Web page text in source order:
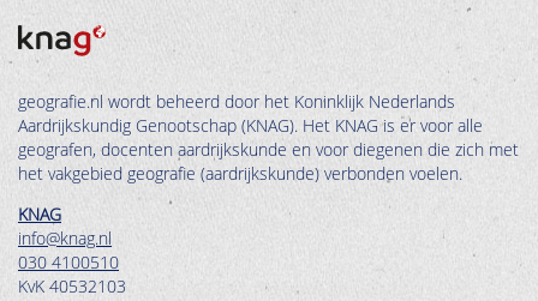
geografie.nl wordt beheerd door het Koninklijk Nederlands
Aardrijkskundig Genootschap (KNAG). Het KNAG is er voor alle
geografen, docenten aardrijkskunde en voor diegenen die zich met
het vakgebied geografie (aardrijkskunde) verbonden voelen.
KNAG
info@knag.nl
030 4100510
KvK 40532103